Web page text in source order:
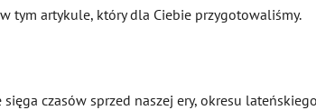
tym artykule, który dla Ciebie przygotowaliśmy.
czasów sprzed naszej ery, okresu